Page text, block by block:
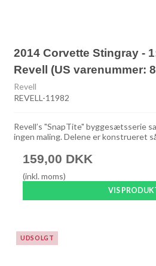
2014 Corvette Stingray -
Revell (US varenummer:
Revell
REVELL-11982
Revell’s "SnapTite" byggesætsserie
ingen maling. Delene er konstrueret
159,00 DKK
(inkl. moms)
VIS
UDSOLGT